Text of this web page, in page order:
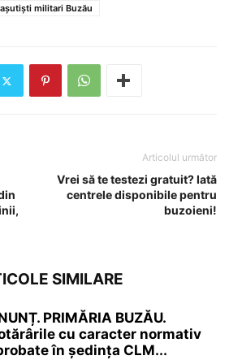
militari Buzău
Articolul următor
Vrei să te testezi gratuit? Iată
centrele disponibile pentru
buzoieni!
SIMILARE
PRIMĂRIA BUZĂU.
cu caracter normativ
în ședința CLM...